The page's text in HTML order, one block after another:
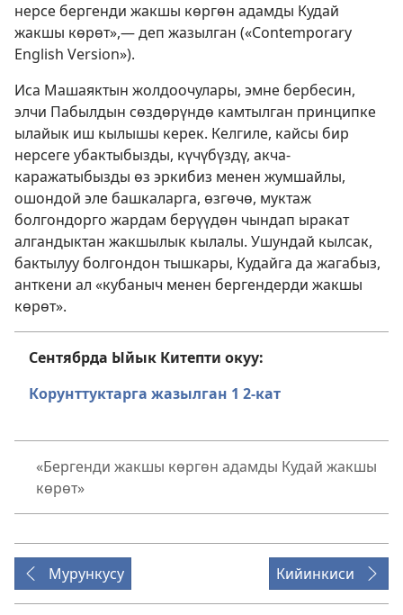
нерсе бергенди жакшы көргөн адамды Кудай
жакшы көрөт»,— деп жазылган («Contemporary
English Version»).
Иса Машаяктын жолдоочулары, эмне бербесин,
элчи Пабылдын сөздөрүндө камтылган принципке
ылайык иш кылышы керек. Келгиле, кайсы бир
нерсеге убактыбызды, күчүбүздү, акча-
каражатыбызды өз эркибиз менен жумшайлы,
ошондой эле башкаларга, өзгөчө, муктаж
болгондорго жардам берүүдөн чындап ыракат
алгандыктан жакшылык кылалы. Ушундай кылсак,
бактылуу болгондон тышкары, Кудайга да жагабыз,
анткени ал «кубаныч менен бергендерди жакшы
көрөт».
Сентябрда Ыйык Китепти окуу:
Корунттуктарга жазылган 1 2-кат
«Бергенди жакшы көргөн адамды Кудай жакшы
көрөт»
Мурункусу Кийинкиси